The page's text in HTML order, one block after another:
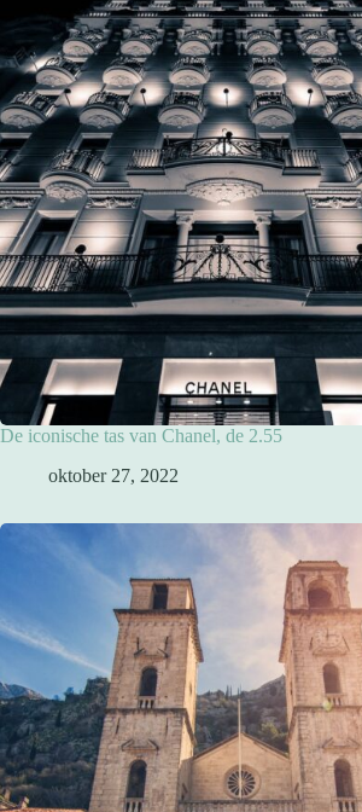
De iconische tas van Chanel, de 2.55
oktober 27, 2022